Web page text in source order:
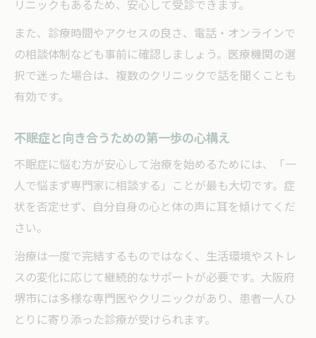
リニックもあるため、安心して受診できます。
また、診療時間やアクセスの良さ、電話・オンラインで
の相談体制なども事前に確認しましょう。医療機関の選
択で迷った場合は、複数のクリニックで話を聞くことも
有効です。
不眠症と向き合うための第一歩の心構え
不眠症に悩む方が安心して治療を始めるためには、「一
人で悩まず専門家に相談する」ことが最も大切です。症
状を否定せず、自分自身の心と体の声に耳を傾けてくだ
さい。
治療は一度で完結するものではなく、生活環境やストレ
スの変化に応じて継続的なサポートが必要です。大阪府
堺市には多様な専門医やクリニックがあり、患者一人ひ
とりに寄り添った診療が受けられます。